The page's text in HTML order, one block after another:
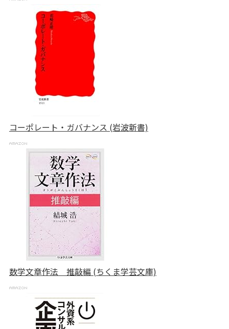
コーポレート・ガバナンス (岩波新書)
数学文章作法 推敲編 (ちくま学芸文庫)